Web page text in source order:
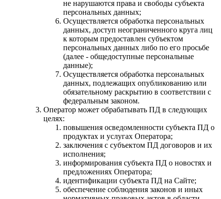
не нарушаются права и свободы субъекта
персональных данных;
Осуществляется обработка персональных
данных, доступ неограниченного круга лиц
к которым предоставлен субъектом
персональных данных либо по его просьбе
(далее - общедоступные персональные
данные);
Осуществляется обработка персональных
данных, подлежащих опубликованию или
обязательному раскрытию в соответствии с
федеральным законом.
Оператор может обрабатывать ПД в следующих
целях:
повышения осведомленности субъекта ПД о
продуктах и услугах Оператора;
заключения с субъектом ПД договоров и их
исполнения;
информирования субъекта ПД о новостях и
предложениях Оператора;
идентификации субъекта ПД на Сайте;
обеспечение соблюдения законов и иных